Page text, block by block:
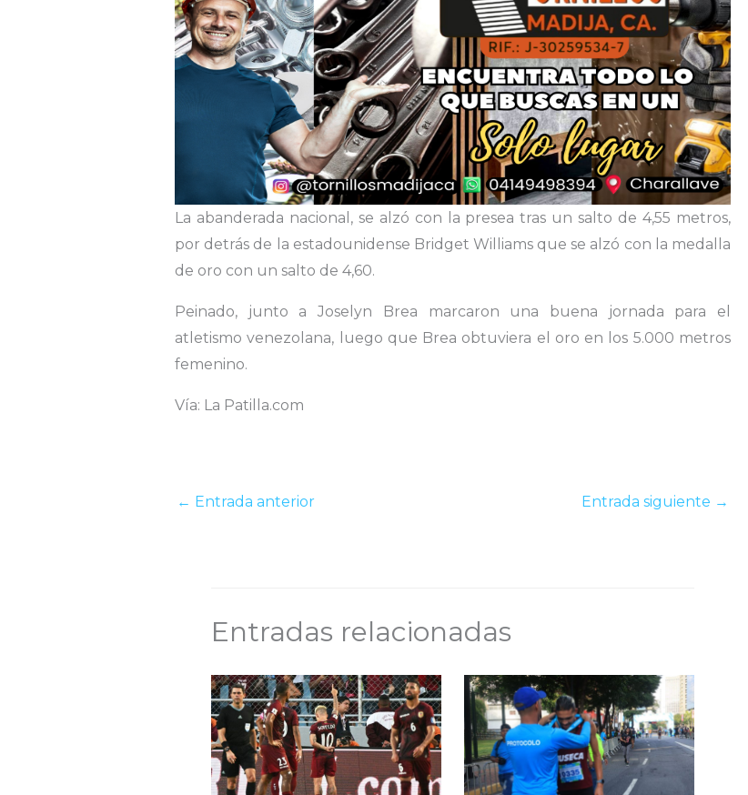
La abanderada nacional, se alzó con la presea tras un salto de 4,55 metros,
por detrás de la estadounidense Bridget Williams que se alzó con la medalla
de oro con un salto de 4,60.
Peinado, junto a Joselyn Brea marcaron una buena jornada para el
atletismo venezolana, luego que Brea obtuviera el oro en los 5.000 metros
femenino.
Vía: La Patilla.com
← Entrada anterior Entrada siguiente →
Entradas relacionadas